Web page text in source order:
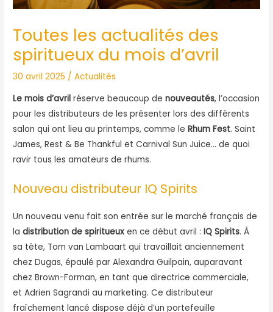
Toutes les actualités des
spiritueux du mois d’avril
30 avril 2025 /Actualités
Le mois d’avril réserve beaucoup denouveautés, l’occasion
pour les distributeurs de les présenter lors des différents
salon qui ont lieu au printemps, comme leRhum Fest. Saint
James, Rest & Be Thankful et Carnival Sun Juice… de quoi
ravir tous les amateurs de rhums.
Nouveau distributeur IQ Spirits
Un nouveau venu fait son entrée sur le marché français de
la distribution de spiritueuxen ce début avril :IQ Spirits. À
sa tête, Tom van Lambaart qui travaillait anciennement
chez Dugas, épaulé par Alexandra Guilpain, auparavant
chez Brown-Forman, en tant que directrice commerciale,
et Adrien Sagrandi au marketing. Ce distributeur
fraîchement lancé dispose déjà d’un portefeuille